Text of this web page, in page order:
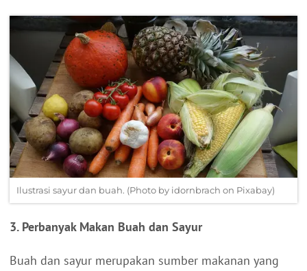
Ilustrasi sayur dan buah. (Photo by idornbrach on Pixabay)
3. Perbanyak Makan Buah dan Sayur
Buah dan sayur merupakan sumber makanan yang